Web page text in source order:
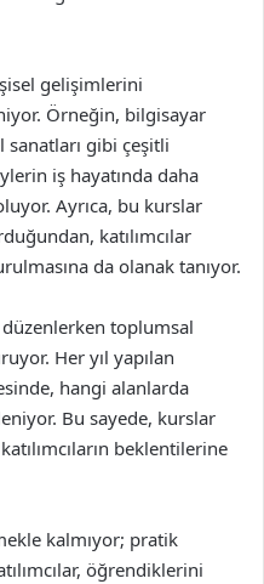
gelişimlerini
Örneğin, bilgisayar
sanatları gibi çeşitli
iş hayatında daha
Ayrıca, bu kurslar
katılımcılar
da olanak tanıyor.
toplumsal
Her yıl yapılan
hangi alanlarda
Bu sayede, kurslar
beklentilerine
kalmıyor; pratik
öğrendiklerini